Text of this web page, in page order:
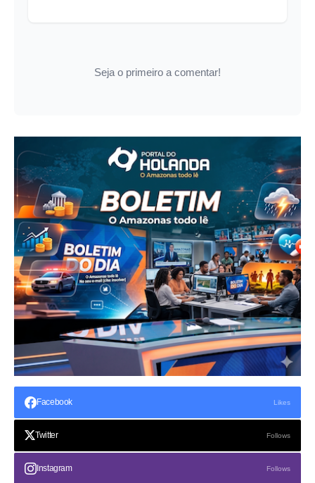
Seja o primeiro a comentar!
Facebook Likes
Twitter Follows
Instagram Follows